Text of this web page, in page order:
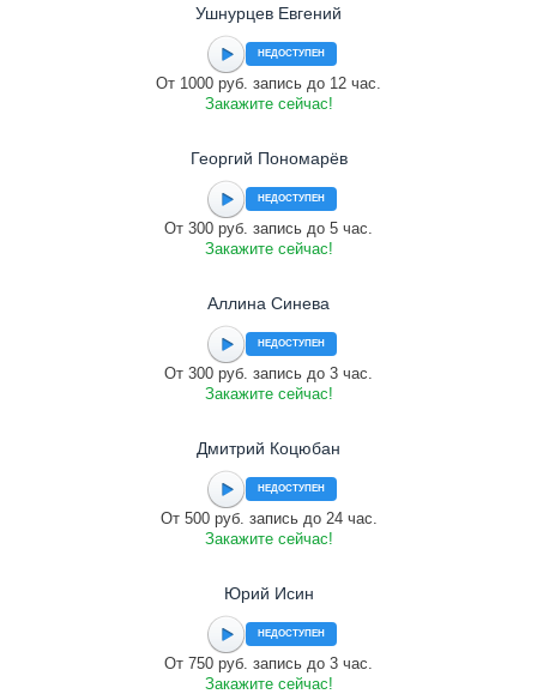
Ушнурцев Евгений
НЕДОСТУПЕН
От 1000 руб. запись до 12 час.
Закажите сейчас!
Георгий Пономарёв
НЕДОСТУПЕН
От 300 руб. запись до 5 час.
Закажите сейчас!
Аллина Синева
НЕДОСТУПЕН
От 300 руб. запись до 3 час.
Закажите сейчас!
Дмитрий Коцюбан
НЕДОСТУПЕН
От 500 руб. запись до 24 час.
Закажите сейчас!
Юрий Исин
НЕДОСТУПЕН
От 750 руб. запись до 3 час.
Закажите сейчас!